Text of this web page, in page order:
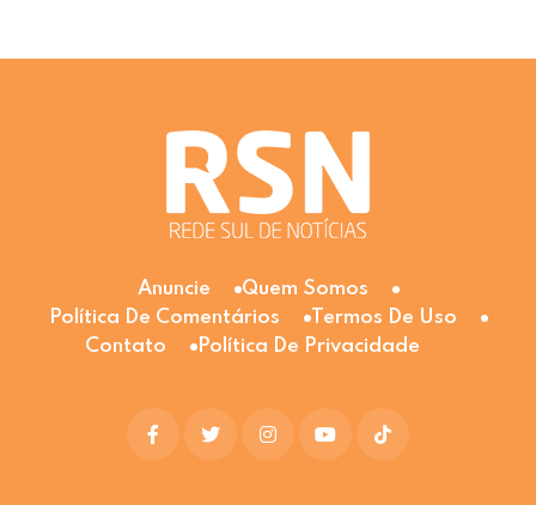
Anuncie
Quem Somos
Política De Comentários
Termos De Uso
Contato
Política De Privacidade